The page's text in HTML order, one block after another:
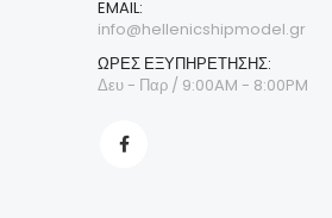
EMAIL:
info@hellenicshipmodel.gr
ΩΡΕΣ ΕΞΥΠΗΡΕΤΗΣΗΣ:
Δευ - Παρ / 9:00AM - 8:00PM